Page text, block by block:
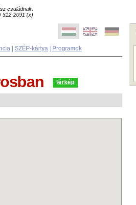
családnak.
312-2091 (x)
SZÉP-kártya Programok
térkép